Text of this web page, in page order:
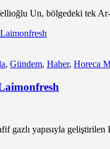
Un, bölgedeki tek
, Gündem, Haber, Horeca
gazlı yapısıyla